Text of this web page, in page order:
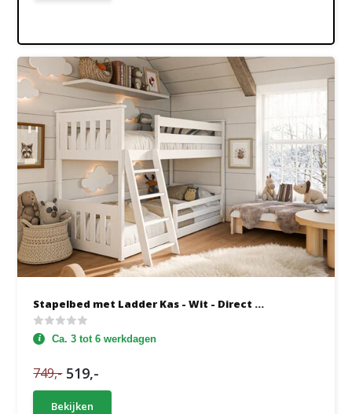
Stapelbed met Ladder Kas - Wit - Direct ...
Ca. 3 tot 6 werkdagen
749,- 519,-
Bekijken